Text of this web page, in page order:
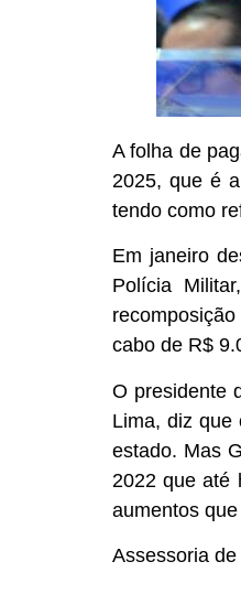
A folha de
2025, que é
tendo como
Em janeiro
Polícia
cabo de R$
O presidente
Lima, diz que
estado. Mas
2022 que até
aumentos
Assessoria